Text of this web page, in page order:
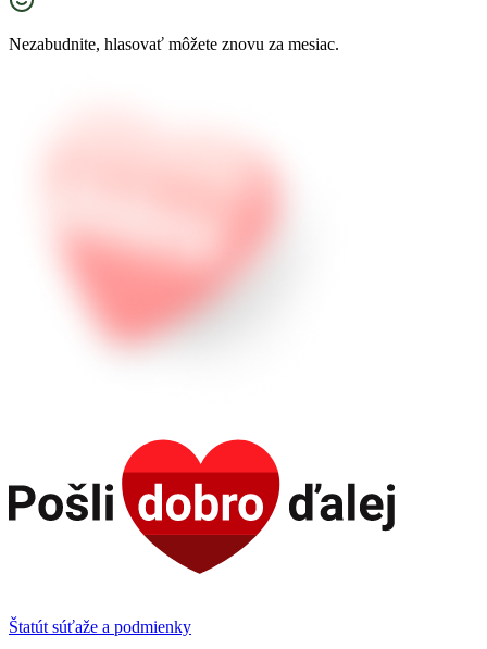
Nezabudnite, hlasovať môžete znovu za mesiac.
Štatút súťaže a podmienky